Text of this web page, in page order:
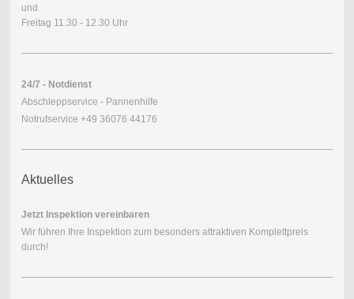
und
Freitag 11.30 - 12.30 Uhr
24/7 - Notdienst
Abschleppservice - Pannenhilfe
Notrufservice +49 36076 44176
Aktuelles
Jetzt Inspektion vereinbaren
Wir führen Ihre Inspektion zum besonders attraktiven Komplettpreis
durch!